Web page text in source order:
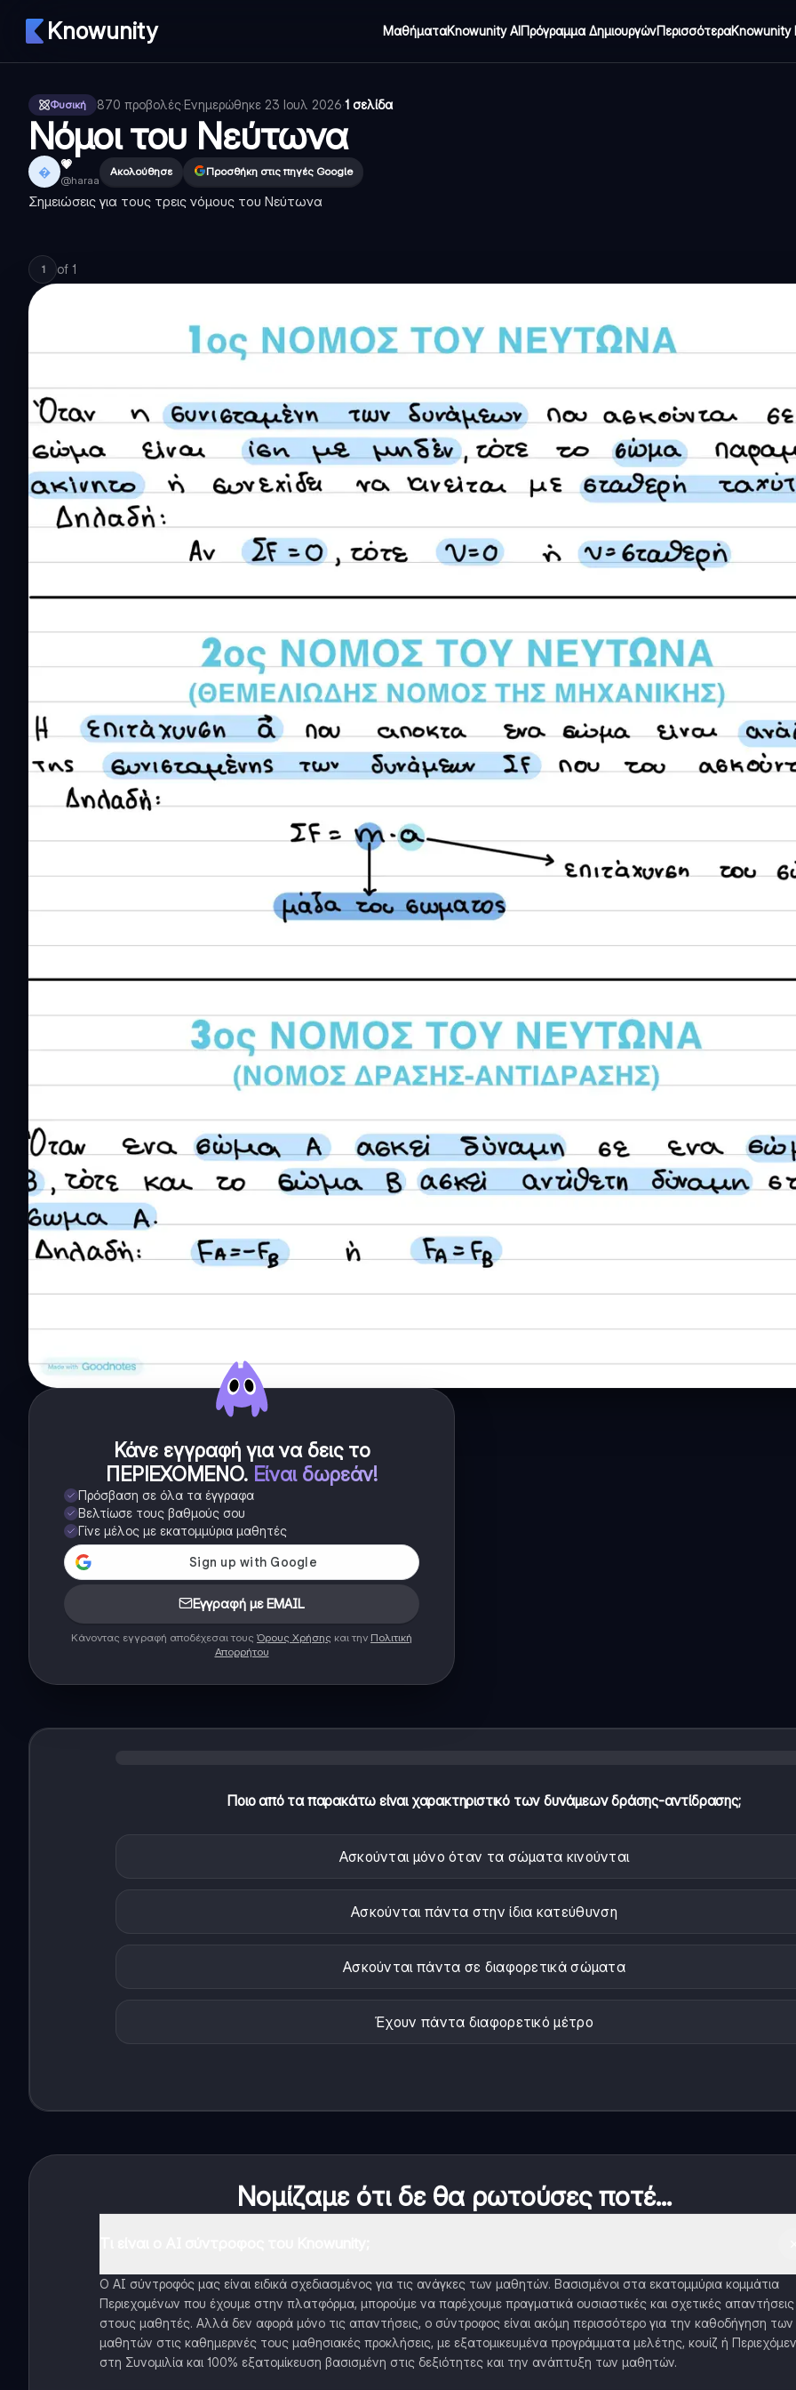
Knowunity ΜαθήματαKnowunity AIΠρόγραμμα ΔημιουργώνΠερισσότεραKnowunity
Φυσική 870 προβολές·Ενημερώθηκε 23 Ιουλ 2026·1 σελίδα
Νόμοι του Νεύτωνα
 💗
@haraa
Ακολούθησε Προσθήκη στις πηγές Google
Σημειώσεις για τους τρεις νόμους του Νεύτωνα
1 of 1
Κάνε εγγραφή για να δεις το
ΠΕΡΙΕΧΟΜΕΝΟ. Είναι δωρεάν!
Πρόσβαση σε όλα τα έγγραφα
Βελτίωσε τους βαθμούς σου
Γίνε μέλος με εκατομμύρια μαθητές
Εγγραφή με EMAIL
Κάνοντας εγγραφή αποδέχεσαι τους Όρους Χρήσης και την Πολιτική
Απορρήτου
Ποιο από τα παρακάτω είναι χαρακτηριστικό των δυνάμεων δράσης-αντίδρασης;
Ασκούνται μόνο όταν τα σώματα κινούνται
Ασκούνται πάντα στην ίδια κατεύθυνση
Ασκούνται πάντα σε διαφορετικά σώματα
Έχουν πάντα διαφορετικό μέτρο
Νομίζαμε ότι δε θα ρωτούσες ποτέ...
Ο AI σύντροφός μας είναι ειδικά σχεδιασμένος για τις ανάγκες των μαθητών. Βασισμένοι στα εκατομμύρια κομμάτια
Περιεχομένων που έχουμε στην πλατφόρμα, μπορούμε να παρέχουμε πραγματικά ουσιαστικές και σχετικές απαντήσεις
στους μαθητές. Αλλά δεν αφορά μόνο τις απαντήσεις, ο σύντροφος είναι ακόμη περισσότερο για την καθοδήγηση των
μαθητών στις καθημερινές τους μαθησιακές προκλήσεις, με εξατομικευμένα προγράμματα μελέτης, κουίζ ή
στη Συνομιλία και 100% εξατομίκευση βασισμένη στις δεξιότητες και την ανάπτυξη των μαθητών.